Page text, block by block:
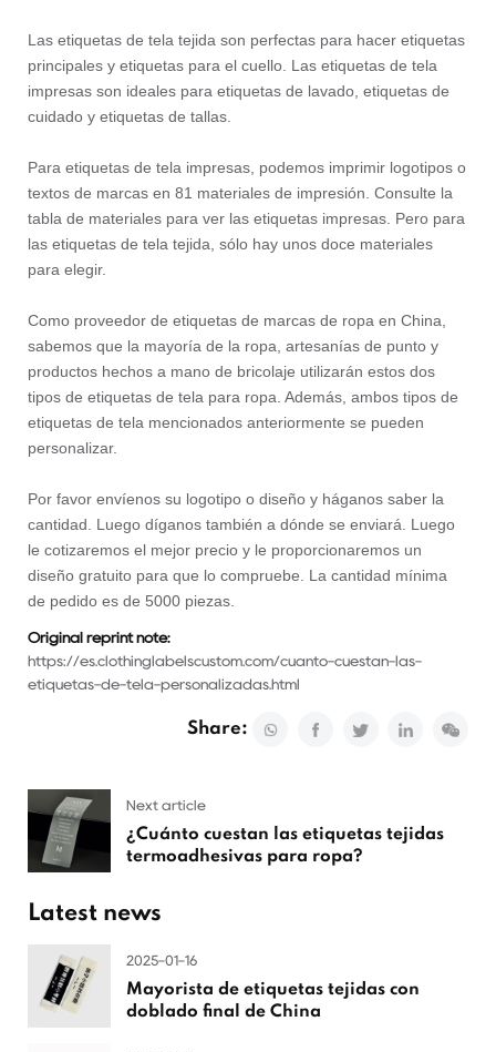
Las etiquetas de tela tejida son perfectas para hacer etiquetas
principales y etiquetas para el cuello. Las etiquetas de tela
impresas son ideales para etiquetas de lavado, etiquetas de
cuidado y etiquetas de tallas.
Para etiquetas de tela impresas, podemos imprimir logotipos o
textos de marcas en 81 materiales de impresión. Consulte la
tabla de materiales para ver las etiquetas impresas. Pero para
las etiquetas de tela tejida, sólo hay unos doce materiales
para elegir.
Como proveedor de etiquetas de marcas de ropa en China,
sabemos que la mayoría de la ropa, artesanías de punto y
productos hechos a mano de bricolaje utilizarán estos dos
tipos de etiquetas de tela para ropa. Además, ambos tipos de
etiquetas de tela mencionados anteriormente se pueden
personalizar.
Por favor envíenos su logotipo o diseño y háganos saber la
cantidad. Luego díganos también a dónde se enviará. Luego
le cotizaremos el mejor precio y le proporcionaremos un
diseño gratuito para que lo compruebe. La cantidad mínima
de pedido es de 5000 piezas.
Original reprint note:
https://es.clothinglabelscustom.com/cuanto-cuestan-las-
etiquetas-de-tela-personalizadas.html
Share:
Next article
¿Cuánto cuestan las etiquetas tejidas
termoadhesivas para ropa?
Latest news
2025-01-16
Mayorista de etiquetas tejidas con
doblado final de China